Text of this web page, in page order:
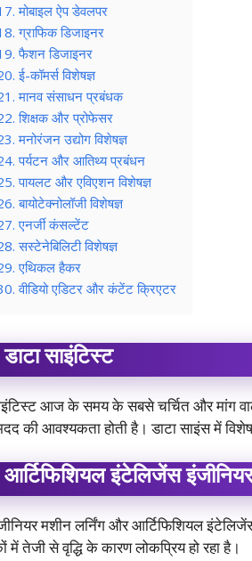
मोबाइल ऐप डेवलपर
ग्राफिक डिजाइनर
फैशन डिजाइनर
ई-कॉमर्स विशेषज्ञ
मानव संसाधन प्रबंधक
शिक्षक और प्रोफेसर
मनोरंजन उद्योग विशेषज्ञ
पर्यटन और आतिथ्य प्रबंधन
पायलट और एविएशन विशेषज्ञ
बायोटेक्नोलॉजी विशेषज्ञ
एनर्जी कंसल्टेंट
सस्टेनेबिलिटी विशेषज्ञ
एथिकल हैकर
वीडियो एडिटर और कंटेंट क्रिएटर
डाटा साइंटिस्ट
आज के समय के सबसे चर्चित और मांग
की आवश्यकता होती है। डाटा साइंस में
आर्टिफिशियल इंटेलिजेंस इंजीनियर
मशीन लर्निंग और आर्टिफिशियल
में तेजी से वृद्धि के कारण लोकप्रिय हो रहा है।